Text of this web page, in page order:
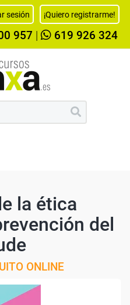
sesión ¡Quiero registrarme!
957 619 926 324
la ética
del
ONLINE